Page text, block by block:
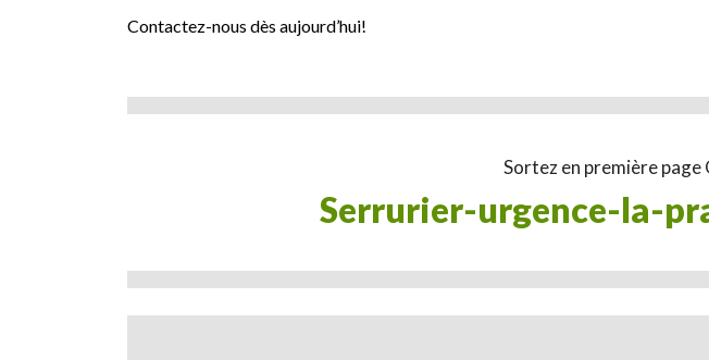
Contactez-nous dès aujourd’hui!
Sortez en première
serrurier-urgence-la-